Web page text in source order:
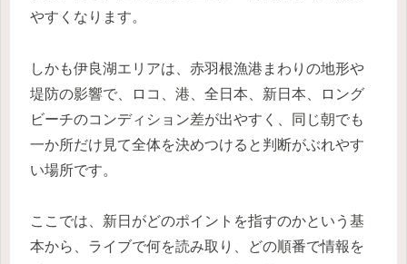
やすくなります。
しかも伊良湖エリアは、赤羽根漁港まわりの地形や
堤防の影響で、ロコ、港、全日本、新日本、ロング
ビーチのコンディション差が出やすく、同じ朝でも
一か所だけ見て全体を決めつけると判断がぶれやす
い場所です。
ここでは、新日がどのポイントを指すのかという基
本から、ライブで何を読み取り、どの順番で情報を